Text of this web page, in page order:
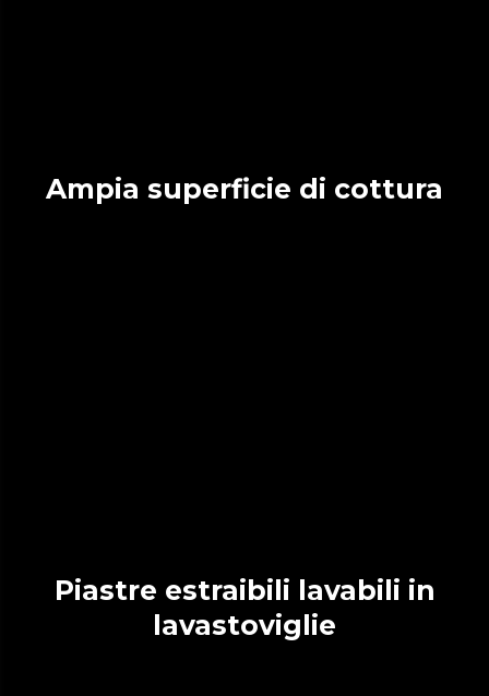
Ampia superficie di cottura
Piastre estraibili lavabili in
lavastoviglie